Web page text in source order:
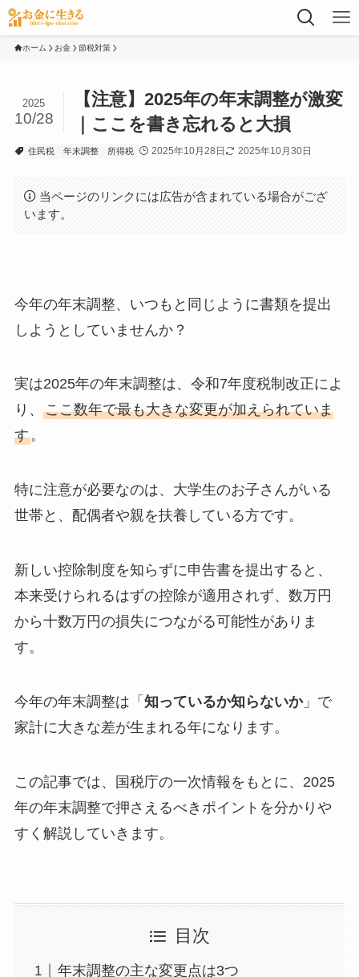
ホーム お金 節税対策
【注意】2025年の年末調整が激変
｜ここを書き忘れると大損
2025
10/28
住民税 年末調整 所得税 2025年10月28日 2025年10月30日
当ページのリンクには広告が含まれている場合がござ
います。
今年の年末調整、いつもと同じように書類を提出
しようとしていませんか？
実は2025年の年末調整は、令和7年度税制改正によ
り、 ここ数年で最も大きな変更が加えられていま
す。
特に注意が必要なのは、大学生のお子さんがいる
世帯と、配偶者や親を扶養している方です。
新しい控除制度を知らずに申告書を提出すると、
本来受けられるはずの控除が適用されず、数万円
から十数万円の損失につながる可能性がありま
す。
今年の年末調整は「 知っているか知らないか」で
家計に大きな差が生まれる年になります。
この記事では、国税庁の一次情報をもとに、2025
年の年末調整で押さえるべきポイントを分かりや
すく解説していきます。
目次
年末調整の主な変更点は3つ